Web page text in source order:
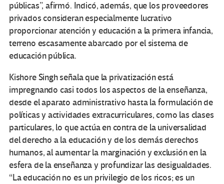
públicas”, afirmó. Indicó, además, que los proveedores
privados consideran especialmente lucrativo
proporcionar atención y educación a la primera infancia,
terreno escasamente abarcado por el sistema de
educación pública.
Kishore Singh señala que la privatización está
impregnando casi todos los aspectos de la enseñanza,
desde el aparato administrativo hasta la formulación de
políticas y actividades extracurriculares, como las clases
particulares, lo que actúa en contra de la universalidad
del derecho a la educación y de los demás derechos
humanos, al aumentar la marginación y exclusión en la
esfera de la enseñanza y profundizar las desigualdades.
“La educación no es un privilegio de los ricos; es un